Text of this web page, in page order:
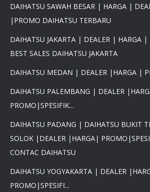
PROMO DAIHATSU 2025
0 %BEST DEAL PROMO
PROMO TERBATAS
DAIHATSU SAWAH BESAR | HARGA |
|PROMO DAIHATSU TERBARU
DAIHATSU JAKARTA | DEALER | HARGA
BEST SALES DAIHATSU JAKARTA
DAIHATSU MEDAN | DEALER |HARGA |
DAIHATSU PALEMBANG | DEALER
PROMO|SPESIFIK...
DAIHATSU PADANG | DAIHATSU BUKIT
SOLOK |DEALER |HARGA|
CONTAC DAIHATSU
DAIHATSU YOGYAKARTA | DEALER
PROMO|SPESIFI...